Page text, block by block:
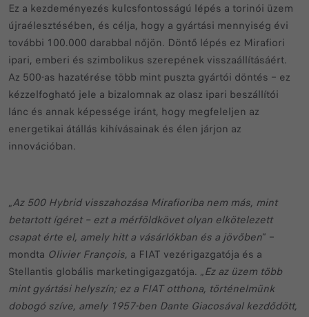
Ez a kezdeményezés kulcsfontosságú lépés a torinói üzem
újraélesztésében, és célja, hogy a gyártási mennyiség évi
további 100.000 darabbal nőjön. Döntő lépés ez Mirafiori
ipari, emberi és szimbolikus szerepének visszaállításáért.
Az 500-as hazatérése több mint puszta gyártói döntés – ez
kézzelfogható jele a bizalomnak az olasz ipari beszállítói
lánc és annak képessége iránt, hogy megfeleljen az
energetikai átállás kihívásainak és élen járjon az
innovációban.
„Az 500 Hybrid visszahozása Mirafioriba nem más, mint
betartott ígéret – ezt a mérföldkövet olyan elkötelezett
csapat érte el, amely hitt a vásárlókban és a jövőben” –
mondta Olivier François, a FIAT vezérigazgatója és a
Stellantis globális marketingigazgatója. „Ez az üzem több
mint gyártási helyszín; ez a FIAT otthona, történelmünk
dobogó szíve, amely 1957-ben Dante Giacosával kezdődött,